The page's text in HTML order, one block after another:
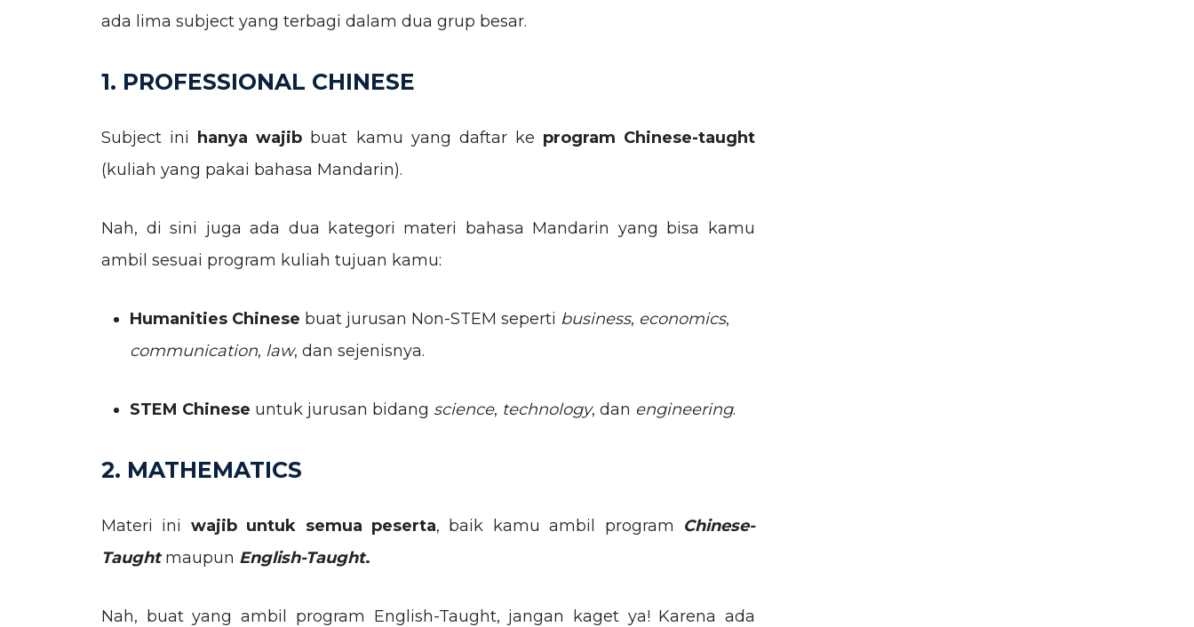
ada lima subject yang terbagi dalam dua grup besar.
1. PROFESSIONAL CHINESE
Subject ini hanya wajib buat kamu yang daftar ke program Chinese-taught
(kuliah yang pakai bahasa Mandarin).
Nah, di sini juga ada dua kategori materi bahasa Mandarin yang bisa kamu
ambil sesuai program kuliah tujuan kamu:
Humanities Chinese buat jurusan Non-STEM seperti business, economics,
communication, law, dan sejenisnya.
STEM Chinese untuk jurusan bidang science, technology, dan engineering.
2. MATHEMATICS
Materi ini wajib untuk semua peserta, baik kamu ambil program Chinese-
Taught maupun English-Taught.
Nah, buat yang ambil program English-Taught, jangan kaget ya! Karena ada